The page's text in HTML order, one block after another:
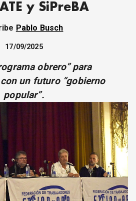
MUJER
Y CULTURA
JUVENTUD
DEBATE
ARCHIVO
Obrera Revista
CONTACTO
y SiPreBA
Pablo Busch
17/09/2025
obrero” para
un futuro “gobierno
popular”.